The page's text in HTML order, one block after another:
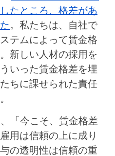
たところ、格差があ
。私たちは、自社で
テムによって賃金格
新しい人材の採用を
いった賃金格差を埋
ちに課せられた責任
「今こそ、賃金格差
用は信頼の上に成り
の透明性は信頼の重